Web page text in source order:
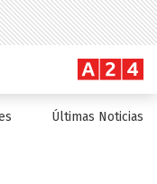
Últimas Noticias